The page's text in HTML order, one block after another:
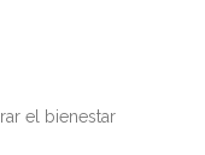
el bienestar